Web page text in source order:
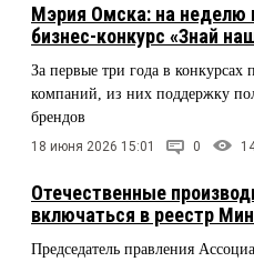
Мэрия Омска: на неделю
бизнес-конкурс «Знай
За первые три года в конкурсах
компаний, из них поддержку
брендов
18 июня 2026 15:01 0
Отечественные
включаться в реестр
Председатель правления